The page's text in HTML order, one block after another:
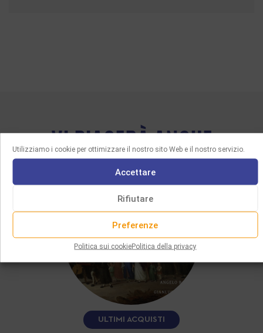
Utilizziamo i cookie per ottimizzare il nostro sito Web e il nostro servizio.
Accettare
Rifiutare
Preferenze
Politica sui cookiePolitica della privacy
VI PIACERÀ ANCHE
ULTIMI ACQUISTI